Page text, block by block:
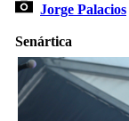
Jorge Palacios
Senártica